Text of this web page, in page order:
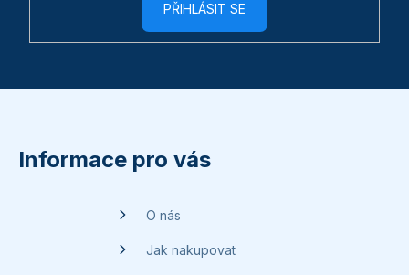
PŘIHLÁSIT SE
Informace pro vás
O nás
Jak nakupovat